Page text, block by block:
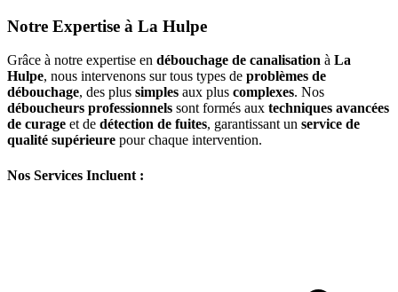
Notre Expertise à La Hulpe
Grâce à notre expertise en débouchage de canalisation à La
Hulpe, nous intervenons sur tous types de problèmes de
débouchage, des plus simples aux plus complexes. Nos
déboucheurs professionnels sont formés aux techniques avancées
de curage et de détection de fuites, garantissant un service de
qualité supérieure pour chaque intervention.
Nos Services Incluent :